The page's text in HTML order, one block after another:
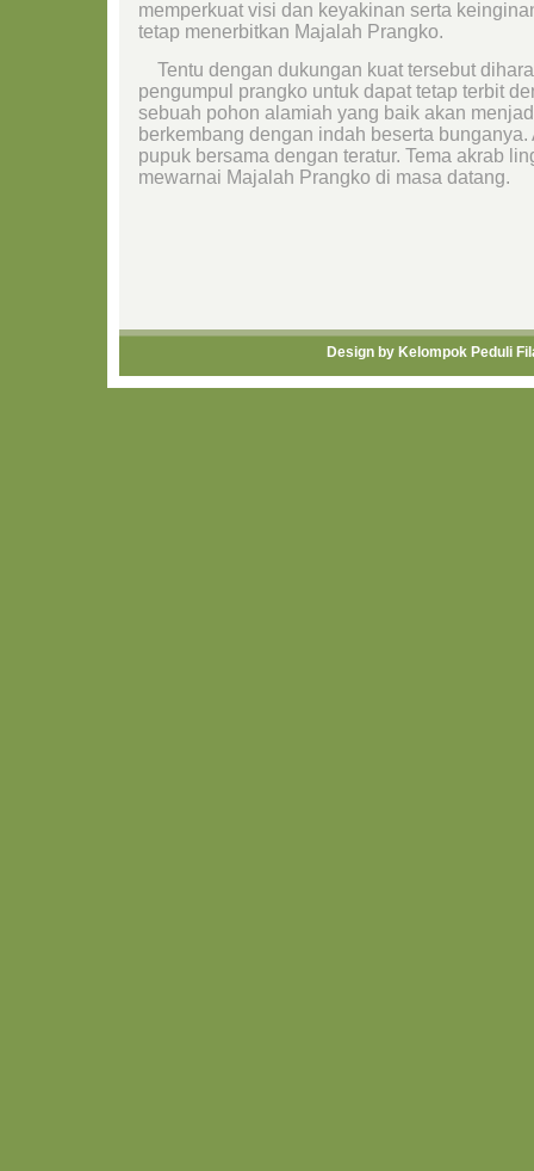
memperkuat visi dan keyakinan serta
tetap menerbitkan Majalah Prangko.
Tentu dengan dukungan kuat tersebut
pengumpul prangko untuk dapat tetap terbit
sebuah pohon alamiah yang baik akan
berkembang dengan indah beserta
pupuk bersama dengan teratur. Tema akrab
mewarnai Majalah Prangko di masa datang.
Design by Kelompok Peduli